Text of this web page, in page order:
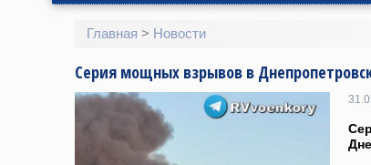
Главная > Новости
Серия мощных взрывов в